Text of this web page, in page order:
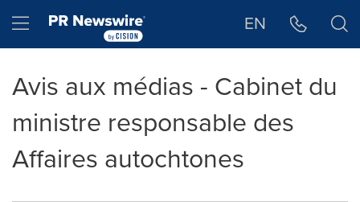
Hamburger menu EN
Avis aux médias - Cabinet du
ministre responsable des
Affaires autochtones